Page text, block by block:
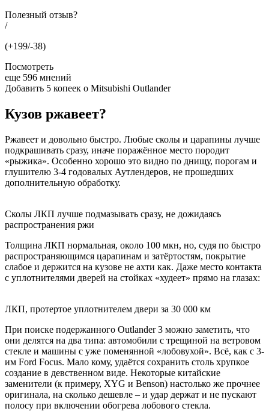
Полезный отзыв?
/
(+199/-38)
Посмотреть
еще 596 мнений
Добавить 5 копеек о Mitsubishi Outlander
Кузов ржавеет?
Ржавеет и довольно быстро. Любые сколы и царапины лучше
подкрашивать сразу, иначе поражённое место породит
«рыжика». Особенно хорошо это видно по днищу, порогам и
глушителю 3-4 годовалых Аутлендеров, не прошедших
дополнительную обработку.
Сколы ЛКП лучше подмазывать сразу, не дожидаясь
распространения ржи
Толщина ЛКП нормальная, около 100 мкн, но, судя по быстро
распространяющимся царапинам и затёртостям, покрытие
слабое и держится на кузове не ахти как. Даже место контакта
с уплотнителями дверей на стойках «худеет» прямо на глазах:
ЛКП, протертое уплотнителем двери за 30 000 км
При поиске подержанного Outlander 3 можно заметить, что
они делятся на два типа: автомобили с трещиной на ветровом
стекле и машины с уже поменянной «лобовухой». Всё, как с 3-
им Ford Focus. Мало кому, удаётся сохранить столь хрупкое
создание в девственном виде. Некоторые китайские
заменители (к примеру, XYG и Benson) настолько же прочнее
оригинала, на сколько дешевле – и удар держат и не пускают
полосу при включении обогрева лобового стекла.